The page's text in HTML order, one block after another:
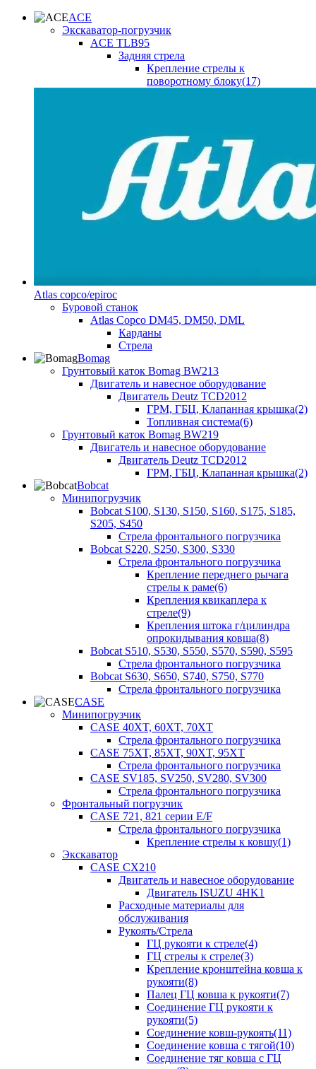
ACE
Экскаватор-погрузчик
ACE TLB95
Задняя стрела
Крепление стрелы к
поворотному блоку(17)
Atlas copco/epiroc
Буровой станок
Atlas Copco DM45, DM50, DML
Карданы
Стрела
Bomag
Грунтовый каток Bomag BW213
Двигатель и навесное оборудование
Двигатель Deutz TCD2012
ГРМ, ГБЦ, Клапанная крышка(2)
Топливная система(6)
Грунтовый каток Bomag BW219
Двигатель и навесное оборудование
Двигатель Deutz TCD2012
ГРМ, ГБЦ, Клапанная крышка(2)
Bobcat
Минипогрузчик
Bobcat S100, S130, S150, S160, S175, S185,
S205, S450
Стрела фронтального погрузчика
Bobcat S220, S250, S300, S330
Стрела фронтального погрузчика
Крепление переднего рычага
стрелы к раме(6)
Крепления квикаплера к
стреле(9)
Крепления штока г/цилиндра
опрокидывания ковша(8)
Bobcat S510, S530, S550, S570, S590, S595
Стрела фронтального погрузчика
Bobcat S630, S650, S740, S750, S770
Стрела фронтального погрузчика
CASE
Минипогрузчик
CASE 40XT, 60XT, 70XT
Стрела фронтального погрузчика
CASE 75XT, 85XT, 90XT, 95XT
Стрела фронтального погрузчика
CASE SV185, SV250, SV280, SV300
Стрела фронтального погрузчика
Фронтальный погрузчик
CASE 721, 821 серии E/F
Стрела фронтального погрузчика
Крепление стрелы к ковшу(1)
Экскаватор
CASE CX210
Двигатель и навесное оборудование
Двигатель ISUZU 4HK1
Расходные материалы для
обслуживания
Рукоять/Стрела
ГЦ рукояти к стреле(4)
ГЦ стрелы к стреле(3)
Крепление кронштейна ковша к
рукояти(8)
Палец ГЦ ковша к рукояти(7)
Соединение ГЦ рукояти к
рукояти(5)
Соединение ковш-рукоять(11)
Соединение ковша с тягой(10)
Соединение тяг ковша с ГЦ